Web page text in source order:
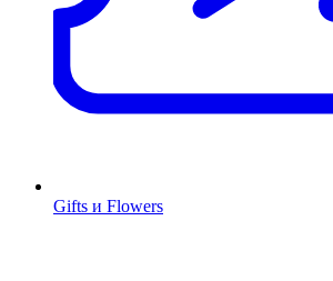
Gifts и Flowers